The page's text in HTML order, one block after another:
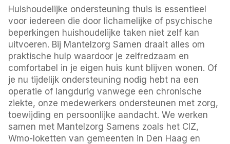
Huishoudelijke ondersteuning thuis is essentieel
voor iedereen die door lichamelijke of psychische
beperkingen huishoudelijke taken niet zelf kan
uitvoeren. Bij Mantelzorg Samen draait alles om
praktische hulp waardoor je zelfredzaam en
comfortabel in je eigen huis kunt blijven wonen. Of
je nu tijdelijk ondersteuning nodig hebt na een
operatie of langdurig vanwege een chronische
ziekte, onze medewerkers ondersteunen met zorg,
toewijding en persoonlijke aandacht. We werken
samen met Mantelzorg Samens zoals het CIZ,
Wmo-loketten van gemeenten in Den Haag en